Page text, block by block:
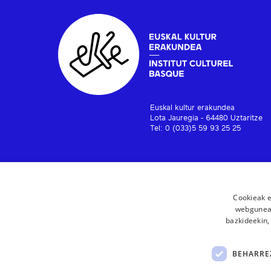
Euskal kultur erakundea
Lota Jauregia - 64480 Uztaritze
Tel: 0 (033)5 59 93 25 25
Cookieak